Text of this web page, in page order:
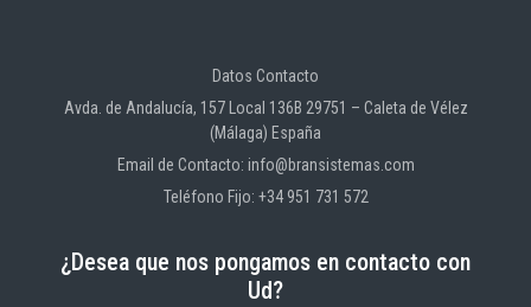
Datos Contacto
Avda. de Andalucía, 157 Local 136B 29751 – Caleta de Vélez
(Málaga) España
Email de Contacto: info@bransistemas.com
Teléfono Fijo: +34 951 731 572
¿Desea que nos pongamos en contacto con
Ud?